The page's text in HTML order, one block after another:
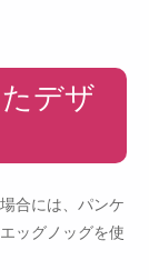
デザ
合には、パンケ
ッグノッグを使